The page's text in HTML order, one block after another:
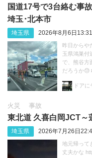
国道17号で3台絡む事
埼玉･北本市
埼玉県 2026年8月6日13:31
昨日からや
玉県鴻巣付
で、熊谷方
だろうか😓
ドア
火災 事故
東北道 久喜白岡JCT～
埼玉県 2026年7月26日
地元帰って
丈夫かな